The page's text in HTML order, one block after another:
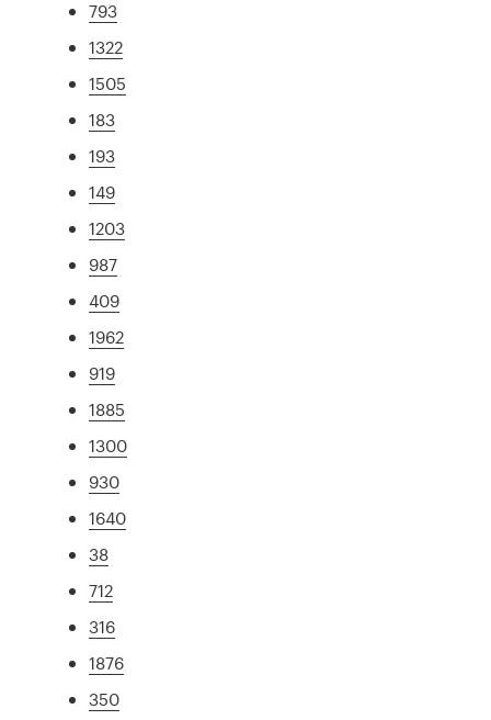
793
1322
1505
183
193
149
1203
987
409
1962
919
1885
1300
930
1640
38
712
316
1876
350